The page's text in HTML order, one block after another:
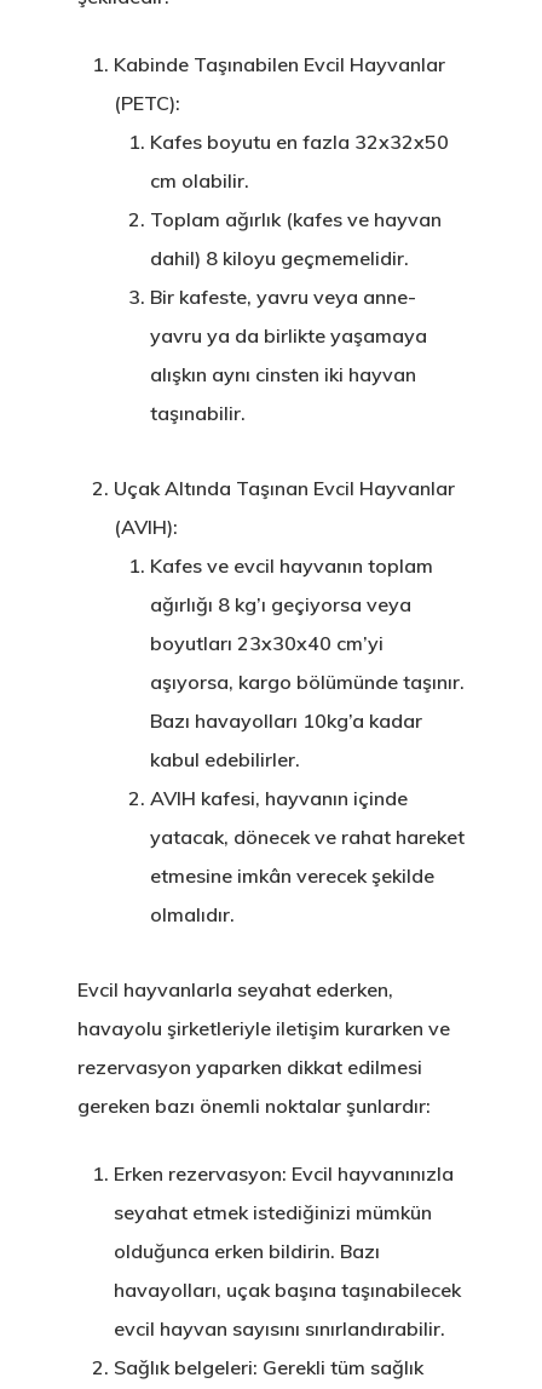
Kabinde Taşınabilen Evcil Hayvanlar
(PETC):
Kafes boyutu en fazla 32x32x50
cm olabilir.
Toplam ağırlık (kafes ve hayvan
dahil) 8 kiloyu geçmemelidir.
Bir kafeste, yavru veya anne-
yavru ya da birlikte yaşamaya
alışkın aynı cinsten iki hayvan
taşınabilir.
Uçak Altında Taşınan Evcil Hayvanlar
(AVIH):
Kafes ve evcil hayvanın toplam
ağırlığı 8 kg’ı geçiyorsa veya
boyutları 23x30x40 cm’yi
aşıyorsa, kargo bölümünde taşınır.
Bazı havayolları 10kg’a kadar
kabul edebilirler.
AVIH kafesi, hayvanın içinde
yatacak, dönecek ve rahat hareket
etmesine imkân verecek şekilde
olmalıdır.
Evcil hayvanlarla seyahat ederken,
havayolu şirketleriyle iletişim kurarken ve
rezervasyon yaparken dikkat edilmesi
gereken bazı önemli noktalar şunlardır:
Erken rezervasyon: Evcil hayvanınızla
seyahat etmek istediğinizi mümkün
olduğunca erken bildirin. Bazı
havayolları, uçak başına taşınabilecek
evcil hayvan sayısını sınırlandırabilir.
Sağlık belgeleri: Gerekli tüm sağlık